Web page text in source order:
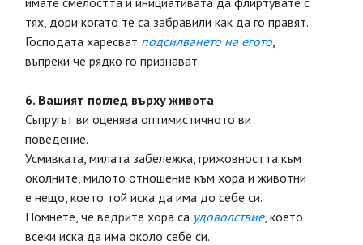
тях, дори когато те са забравили как да го правят.
Господата харесват подсилването на егото,
въпреки че рядко го признават.
6. Вашият поглед върху живота
Съпругът ви оценява оптимистичното ви
поведение.
Усмивката, милата забележка, грижовността към
околните, милото отношение към хора и животни
е нещо, което той иска да има до себе си.
Помнете, че ведрите хора са удоволствие, което
всеки иска да има около себе си.